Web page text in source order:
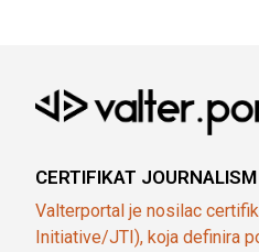
CERTIFIKAT
Valterportal je nosilac
Initiative/JTI), koja definira